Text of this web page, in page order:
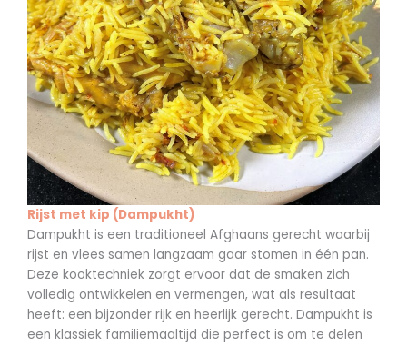
Rijst met kip (Dampukht)
Dampukht is een traditioneel Afghaans gerecht waarbij
rijst en vlees samen langzaam gaar stomen in één pan.
Deze kooktechniek zorgt ervoor dat de smaken zich
volledig ontwikkelen en vermengen, wat als resultaat
heeft: een bijzonder rijk en heerlijk gerecht. Dampukht is
een klassiek familiemaaltijd die perfect is om te delen